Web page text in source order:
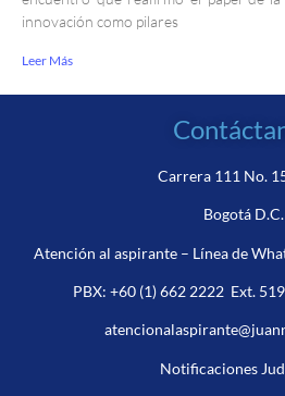
innovación como pilares
Leer Más
Carrera 111 No.
Bogotá D.C.
Atención al aspirante – Línea de
PBX: +60 (1) 662 2222Ext.
Notificaciones